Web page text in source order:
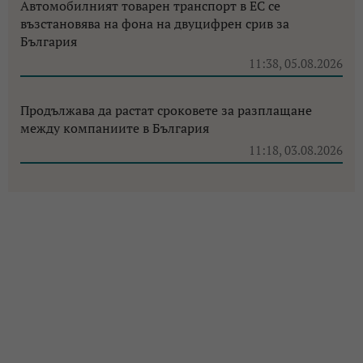
Автомобилният товарен транспорт в ЕС се
възстановява на фона на двуцифрен срив за
България
11:38, 05.08.2026
Продължава да растат сроковете за разплащане
между компаниите в България
11:18, 03.08.2026